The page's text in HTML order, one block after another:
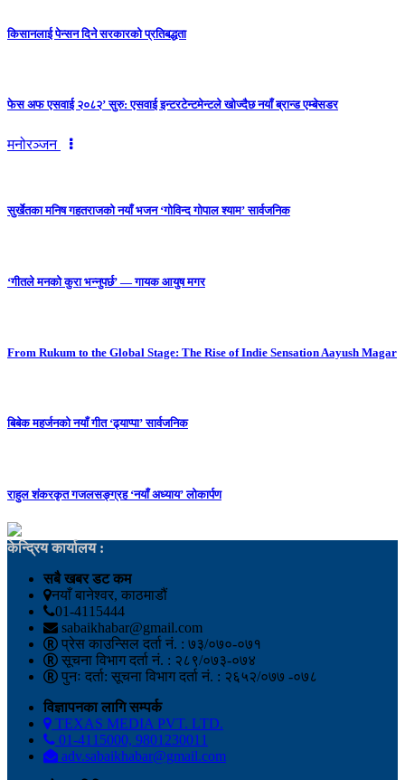
किसानलाई पेन्सन दिने सरकारको प्रतिबद्धता
फेस अफ एसवाई २०८२’ सुरु: एसवाई इन्टरटेन्टमेन्टले खोज्दैछ नयाँ ब्रान्ड एम्बेसडर
मनोरञ्जन
सुर्खेतका मनिष गहतराजको नयाँ भजन ‘गोविन्द गोपाल श्याम’ सार्वजनिक
‘गीतले मनको कुरा भन्नुपर्छ’ — गायक आयुष मगर
From Rukum to the Global Stage: The Rise of Indie Sensation Aayush Magar
बिबेक महर्जनको नयाँ गीत ‘ढ्याप्पा’ सार्वजनिक
राहुल शंकरकृत गजलसङ्ग्रह ‘नयाँ अध्याय’ लोकार्पण
केन्द्रिय कार्यालय :
सबै खबर डट कम
नयाँ बानेश्वर, काठमाडौं
01-4115444
sabaikhabar@gmail.com
प्रेस काउन्सिल दर्ता नं. : ७३/०७०-०७१
सूचना विभाग दर्ता नं. : २८९/०७३-०७४
पुनः दर्ता: सूचना विभाग दर्ता नं. : २६५२/०७७ -०७८
विज्ञापनका लागि सम्पर्क
TEXAS MEDIA PVT. LTD.
01-4115000, 9801230011
adv.sabaikhabar@gmail.com